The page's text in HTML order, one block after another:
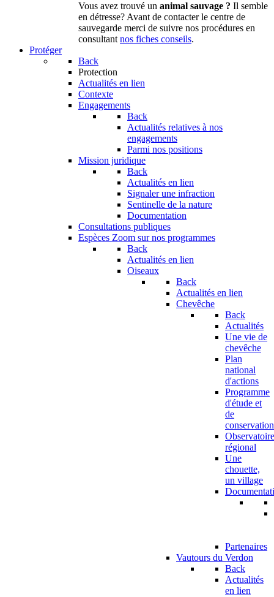
Vous avez trouvé un animal sauvage ? Il semble
en détresse? Avant de contacter le centre de
sauvegarde merci de suivre nos procédures en
consultantnos fiches conseils.
Protéger
Back
Protection
Actualités en lien
Contexte
Engagements
Back
Actualités relatives à nos
engagements
Parmi nos positions
Mission juridique
Back
Actualités en lien
Signaler une infraction
Sentinelle de la nature
Documentation
Consultations publiques
Espèces Zoom sur nos programmes
Back
Actualités en lien
Oiseaux
Back
Actualités en lien
Chevêche
Back
Actualités
Une vie de
chevêche
Plan
national
d'actions
Programme
d'étude et
de
conservation
Observatoire
régional
Une
chouette,
un village
Partenaires
Vautours du Verdon
Back
Actualités
en lien